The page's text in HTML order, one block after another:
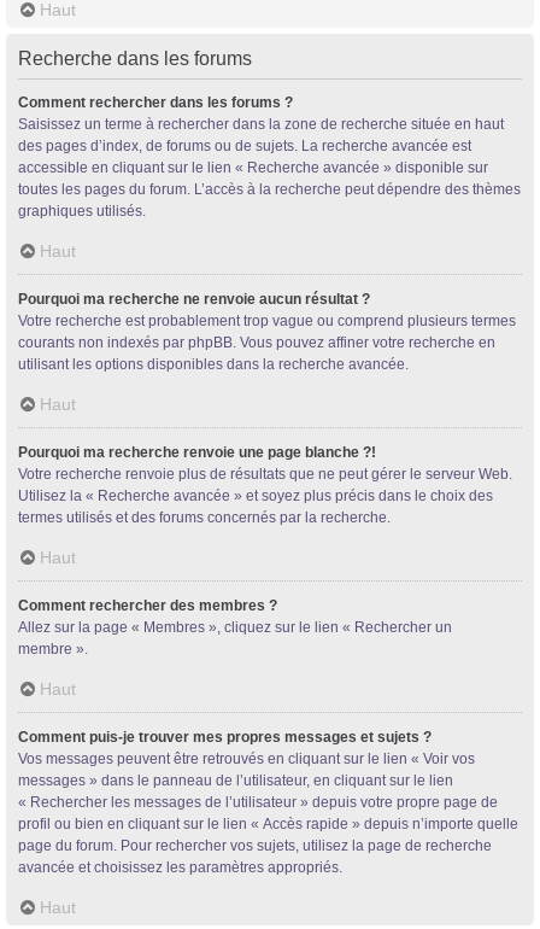
Haut
Recherche dans les forums
Comment rechercher dans les forums ?
Saisissez un terme à rechercher dans la zone de recherche située en haut
des pages d’index, de forums ou de sujets. La recherche avancée est
accessible en cliquant sur le lien « Recherche avancée » disponible sur
toutes les pages du forum. L’accès à la recherche peut dépendre des thèmes
graphiques utilisés.
Haut
Pourquoi ma recherche ne renvoie aucun résultat ?
Votre recherche est probablement trop vague ou comprend plusieurs termes
courants non indexés par phpBB. Vous pouvez affiner votre recherche en
utilisant les options disponibles dans la recherche avancée.
Haut
Pourquoi ma recherche renvoie une page blanche ?!
Votre recherche renvoie plus de résultats que ne peut gérer le serveur Web.
Utilisez la « Recherche avancée » et soyez plus précis dans le choix des
termes utilisés et des forums concernés par la recherche.
Haut
Comment rechercher des membres ?
Allez sur la page « Membres », cliquez sur le lien « Rechercher un
membre ».
Haut
Comment puis-je trouver mes propres messages et sujets ?
Vos messages peuvent être retrouvés en cliquant sur le lien « Voir vos
messages » dans le panneau de l’utilisateur, en cliquant sur le lien
« Rechercher les messages de l’utilisateur » depuis votre propre page de
profil ou bien en cliquant sur le lien « Accès rapide » depuis n’importe quelle
page du forum. Pour rechercher vos sujets, utilisez la page de recherche
avancée et choisissez les paramètres appropriés.
Haut